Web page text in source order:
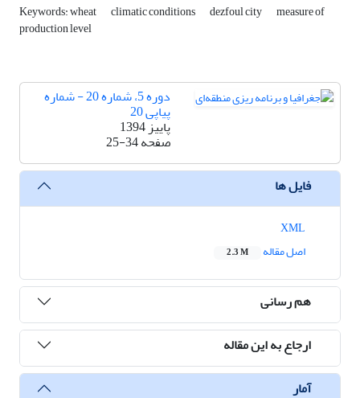
Keywords: wheat climatic conditions dezfoul city measure of
production level
دوره 5، شماره 20 - شماره
پیاپی 20
پاییز 1394
صفحه25-34
فایل ها
اصل مقاله
2.3 M
هم رسانی
ارجاع به این مقاله
آمار